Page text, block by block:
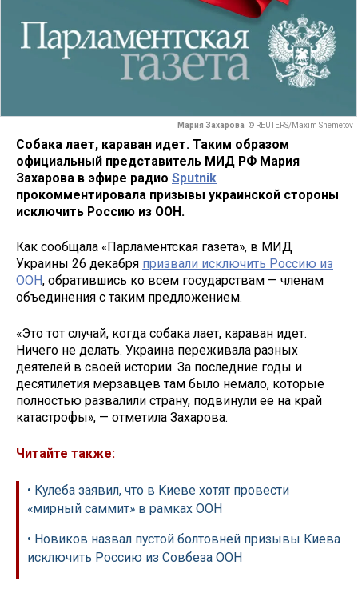
Мария Захарова © REUTERS/Maxim Shemetov
Собака лает, караван идет. Таким образом
официальный представитель МИД РФ Мария
Захарова в эфире радио Sputnik
прокомментировала призывы украинской стороны
исключить Россию из ООН.
Как сообщала «Парламентская газета», в МИД
Украины 26 декабря призвали исключить Россию из
ООН, обратившись ко всем государствам — членам
объединения с таким предложением.
«Это тот случай, когда собака лает, караван идет.
Ничего не делать. Украина переживала разных
деятелей в своей истории. За последние годы и
десятилетия мерзавцев там было немало, которые
полностью развалили страну, подвинули ее на край
катастрофы», — отметила Захарова.
Читайте также:
• Кулеба заявил, что в Киеве хотят провести
«мирный саммит» в рамках ООН
• Новиков назвал пустой болтовней призывы Киева
исключить Россию из Совбеза ООН